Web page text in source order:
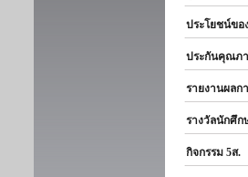
ประโยชน์ขอ
ประกันคุณภ
รายงานผลกา
รางวัลนักศึก
กิจกรรม 5ส.